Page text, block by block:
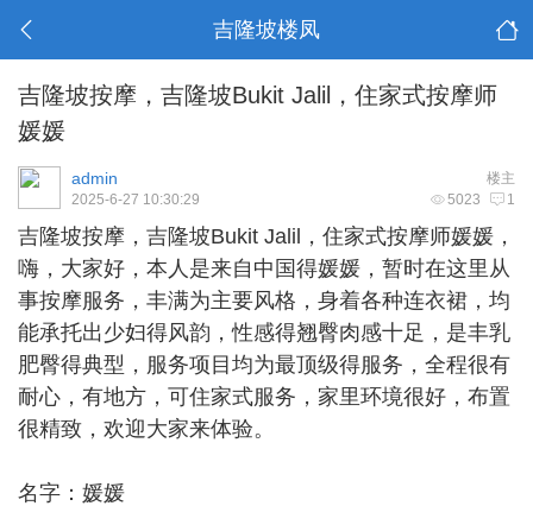
吉隆坡楼凤
吉隆坡按摩，吉隆坡Bukit Jalil，住家式按摩师
媛媛
楼主
admin
5023 1
2025-6-27 10:30:29
吉隆坡按摩 ，吉隆坡Bukit Jalil，住家式按摩师媛媛，
嗨，大家好，本人是来自中国得媛媛，暂时在这里从
事按摩服务，丰满为主要风格，身着各种连衣裙，均
能承托出少妇得风韵，性感得翘臀肉感十足，是丰乳
肥臀得典型，服务项目均为最顶级得服务，全程很有
耐心，有地方，可住家式服务，家里环境很好，布置
很精致，欢迎大家来体验。
名字：媛媛